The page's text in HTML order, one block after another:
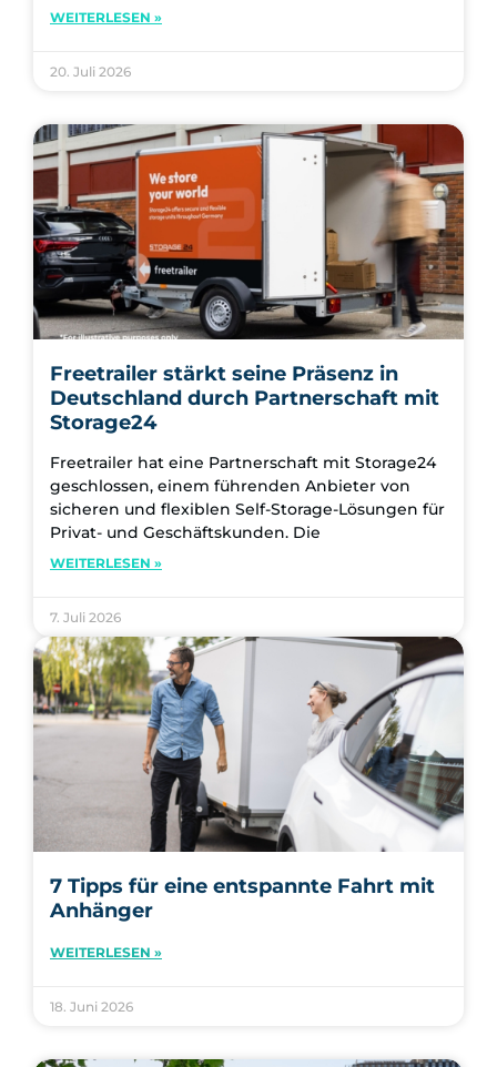
WEITERLESEN »
20. Juli 2026
Freetrailer stärkt seine Präsenz in
Deutschland durch Partnerschaft mit
Storage24
Freetrailer hat eine Partnerschaft mit Storage24
geschlossen, einem führenden Anbieter von
sicheren und flexiblen Self-Storage-Lösungen für
Privat- und Geschäftskunden. Die
WEITERLESEN »
7. Juli 2026
7 Tipps für eine entspannte Fahrt mit
Anhänger
WEITERLESEN »
18. Juni 2026